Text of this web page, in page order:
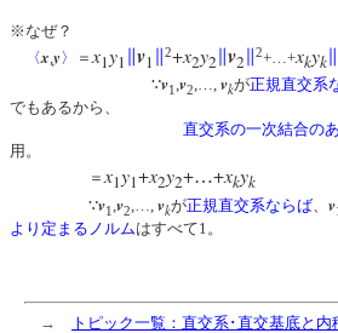
※なぜ？
〈x y 〉 ＝ x1y1 v1 2+x2y2 v2 2+…+xkyk
∵v1 v2 vkが正規直交系
でもあるから、
直交系の一次結合の
用。
＝x1y1+x2y2+…+xkyk
∵v1 v2 vkが正規直交系ならば v
より定まるノルムはすべて1。
→
トピック一覧：直交系･直交基底と内